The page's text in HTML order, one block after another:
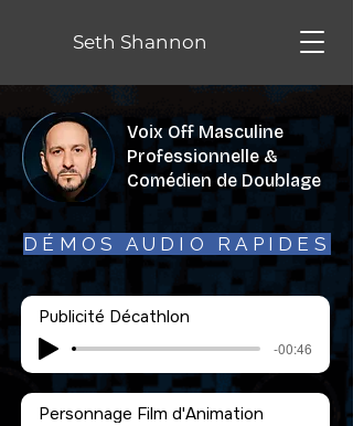
Seth Shannon
Voix Off Masculine
Professionnelle &
Comédien de Doublage
DÉMOS AUDIO RAPIDES
Publicité Décathlon
-00:46
Personnage Film d'Animation